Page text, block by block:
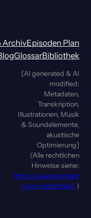
ArchivEpisoden Plan
GlossarBibliothek
[AI generated & AI
modified:
Metadaten,
Transkription,
Illustrationen, Musik
& Soundelemente,
akustische
Optimierung]
(Alle rechtlichen
Hinweise siehe:
https://www.evoment
is.de/rechtliches/ )